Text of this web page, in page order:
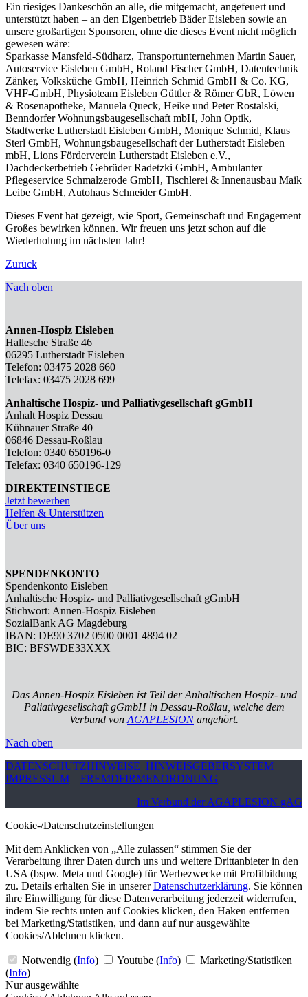
Ein riesiges Dankeschön an alle, die mitgemacht, angefeuert und
unterstützt haben – an den Eigenbetrieb Bäder Eisleben sowie an
unsere großartigen Sponsoren, ohne die dieses Event nicht möglich
gewesen wäre:
Sparkasse Mansfeld-Südharz, Transportunternehmen Martin Sauer,
Autoservice Eisleben GmbH, Roland Fischer GmbH, Datentechnik
Zänker, Volksküche GmbH, Heinrich Schmid GmbH & Co. KG,
VHF-GmbH, Physioteam Eisleben Güttler & Römer GbR, Löwen
& Rosenapotheke, Manuela Queck, Heike und Peter Rostalski,
Benndorfer Wohnungsbaugesellschaft mbH, John Optik,
Stadtwerke Lutherstadt Eisleben GmbH, Monique Schmid, Klaus
Sterl GmbH, Wohnungsbaugesellschaft der Lutherstadt Eisleben
mbH, Lions Förderverein Lutherstadt Eisleben e.V.,
Dachdeckerbetrieb Gebrüder Radetzki GmbH, Ambulanter
Pflegeservice Schmalzerode GmbH, Tischlerei & Innenausbau Maik
Leibe GmbH, Autohaus Schneider GmbH.
Dieses Event hat gezeigt, wie Sport, Gemeinschaft und Engagement
Großes bewirken können. Wir freuen uns jetzt schon auf die
Wiederholung im nächsten Jahr!
Zurück
Nach oben
Annen-Hospiz Eisleben
Hallesche Straße 46
06295 Lutherstadt Eisleben
Telefon: 03475 2028 660
Telefax: 03475 2028 699
Anhaltische Hospiz- und Palliativgesellschaft gGmbH
Anhalt Hospiz Dessau
Kühnauer Straße 40
06846 Dessau-Roßlau
Telefon: 0340 650196-0
Telefax: 0340 650196-129
DIREKTEINSTIEGE
Jetzt bewerben
Helfen & Unterstützen
Über uns
SPENDENKONTO
Spendenkonto Eisleben
Anhaltische Hospiz- und Palliativgesellschaft gGmbH
Stichwort: Annen-Hospiz Eisleben
SozialBank AG Magdeburg
IBAN: DE90 3702 0500 0001 4894 02
BIC: BFSWDE33XXX
Das Annen-Hospiz Eisleben ist Teil der Anhaltischen Hospiz- und
Paliativgesellschaft gGmbH in Dessau-Roßlau, welche dem
Verbund von AGAPLESIONangehört.
Nach oben
DATENSCHUTZHINWEISE HINWEISGEBERSYSTEM
IMPRESSUM
FREMDFIRMENORDNUNG
Im Verbund der AGAPLESION gAG
Cookie-/Datenschutzeinstellungen
Mit dem Anklicken von „Alle zulassen“ stimmen Sie der
Verarbeitung ihrer Daten durch uns und weitere Drittanbieter in den
USA (bspw. Meta und Google) für Werbezwecke mit Profilbildung
zu. Details erhalten Sie in unsererDatenschutzerklärung. Sie können
ihre Einwilligung für diese Datenverarbeitung jederzeit widerrufen,
indem Sie rechts unten auf Cookies klicken, den Haken entfernen
bei Marketing/Statistiken, und dann auf nur ausgewählte
Cookies/Ablehnen klicken.
Notwendig (Info) Youtube (Info)
Marketing/Statistiken
(Info)
Nur ausgewählte